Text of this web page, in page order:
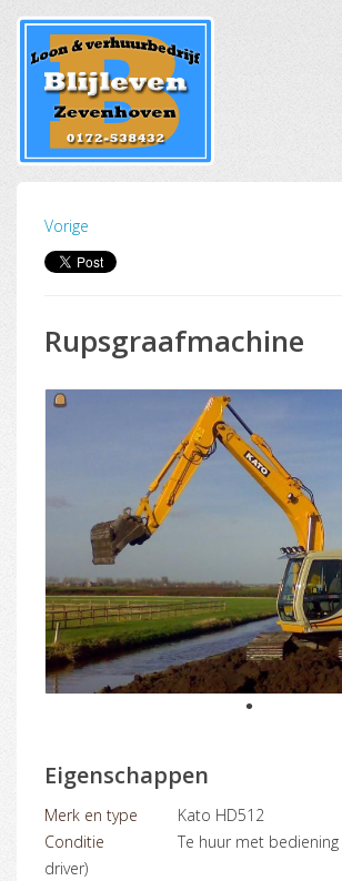
Vorige
Rupsgraafmachine
1
Eigenschappen
Merk en type
Kato HD512
Conditie
Te huur met
driver)